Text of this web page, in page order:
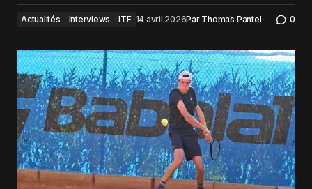
Actualités Interviews ITF 14 avril 2026Par Thomas Pantel 0